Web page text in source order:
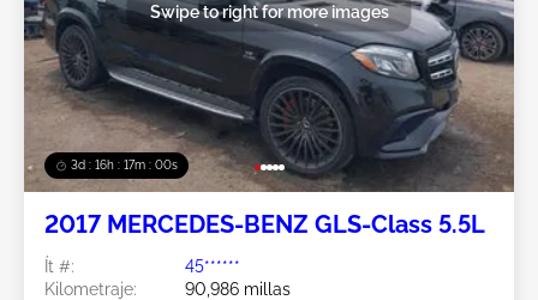
3d : 16h : 16m : 58s
Swipe to right for more images
2017 MERCEDES-BENZ GLS-Class 5.5L
Ít #:
45******
Kilometraje:
90,986 millas